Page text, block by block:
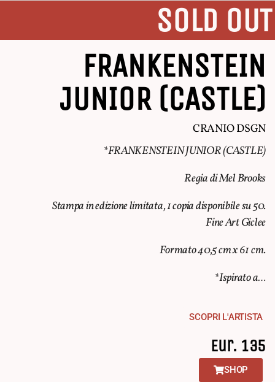
SOLD OUT
FRANKENSTEIN
JUNIOR (CASTLE)
CRANIO DSGN
*FRANKENSTEIN JUNIOR (CASTLE)
Regia di Mel Brooks
Stampa in edizione limitata, 1 copia disponibile su 50.
Fine Art Giclee
Formato 40,5 cm x 61 cm.
*Ispirato a…
SCOPRI L'ARTISTA
Eur. 135
SHOP